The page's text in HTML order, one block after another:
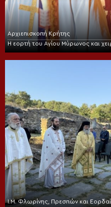
Αρχιεπισκοπή Κρήτης
Η εορτή του Αγίου Μύρωνος και
Ι.Μ. Φλωρίνης, Πρεσπών και